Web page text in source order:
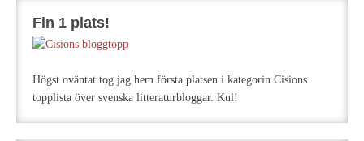
Fin 1 plats!
Högst oväntat tog jag hem första platsen i kategorin Cisions
topplista över svenska litteraturbloggar. Kul!